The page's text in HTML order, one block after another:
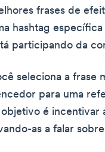
frases de
hashtag
participando da
seleciona a frase
para uma
é incentivar
as a falar